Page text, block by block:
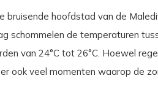
hoofdstad van de
schommelen de temperaturen
van 24°C tot 26°C. Hoewel
ook veel momenten waarop de